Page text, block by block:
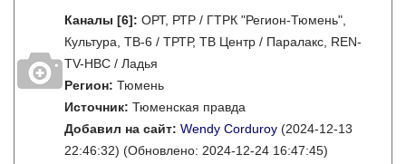
Каналы [6]: ОРТ, РТР / ГТРК "Регион-Тюмень",
Культура, ТВ-6 / ТРТР, ТВ Центр / Паралакс, REN-
TV-НВС / Ладья
Регион: Тюмень
Источник: Тюменская правда
Добавил на сайт: Wendy Corduroy (2024-12-13
22:46:32) (Обновлено: 2024-12-24 16:47:45)